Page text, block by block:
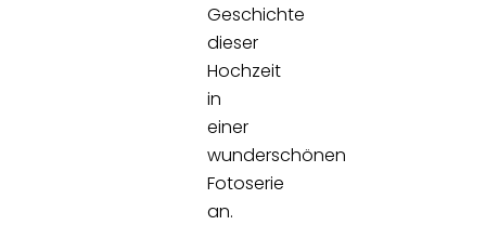
Geschichte
dieser
Hochzeit
in
einer
wunderschönen
Fotoserie
an.